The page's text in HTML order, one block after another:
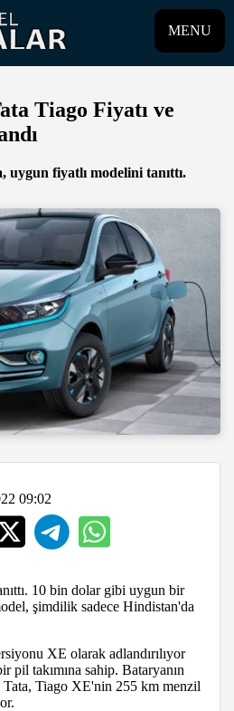
MENU
Tiago Fiyatı ve
fiyatlı modelini tanıttı.
09:02
10 bin dolar gibi uygun bir
şimdilik sadece Hindistan'da
XE olarak adlandırılıyor
takımına sahip. Bataryanın
Tiago XE'nin 255 km menzil